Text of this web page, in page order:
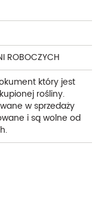
ROBOCZYCH
który jest
rośliny.
w sprzedaży
i są wolne od